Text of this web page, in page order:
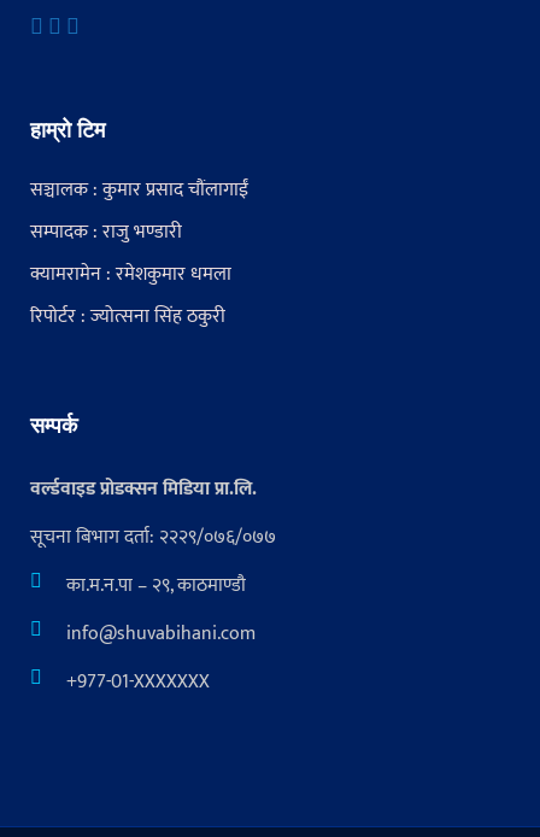
हाम्रो टिम
सञ्चालक : कुमार प्रसाद चौंलागाईं
सम्पादक : राजु भण्डारी
क्यामरामेन : रमेशकुमार धमला
रिपोर्टर : ज्योत्सना सिंह ठकुरी
सम्पर्क
वर्ल्डवाइड प्रोडक्सन मिडिया प्रा.लि.
सूचना बिभाग दर्ता: २२२९/०७६/०७७
का.म.न.पा – २९, काठमाण्डौ
info@shuvabihani.com
+977-01-XXXXXXX